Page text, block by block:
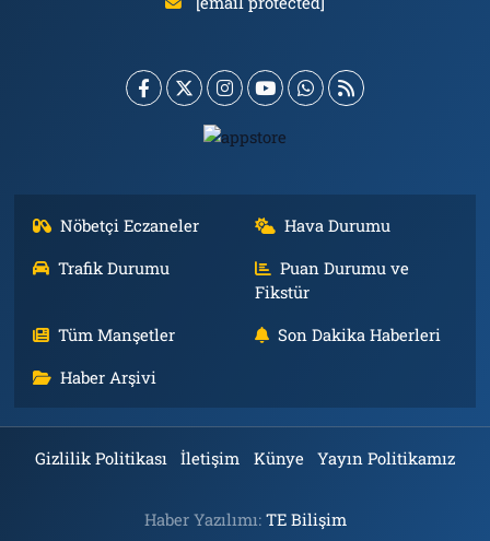
Nöbetçi Eczaneler
Hava Durumu
Trafik Durumu
Puan Durumu ve
Fikstür
Tüm Manşetler
Son Dakika Haberleri
Haber Arşivi
Gizlilik Politikası İletişim Künye Yayın Politikamız
Haber Yazılımı: TE Bilişim